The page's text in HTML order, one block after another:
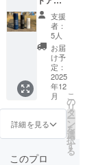
顧客に
なりそ
うな企
業様の
紹介も
募集し
たいで
す。 こ
の活動
を広め
る為の
DMや電
し営業
ことに
なりま
す。そ
の感謝
の気持
ちを込
めて、
お礼の
メッ
セージ
と、プ
成長過
テム提
供】 お
礼の
メッ
セー
ジ +
活動報
告メー
ル +
サーモ
ステン
レスボ
リジナ
支援
者：
5人
お届
け予
定：
2025
年12
月
詳細を見る
こ
の
リ
タ
ー
ン
を
選
択
す
る
このプロ